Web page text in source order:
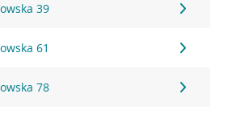
39
61
78